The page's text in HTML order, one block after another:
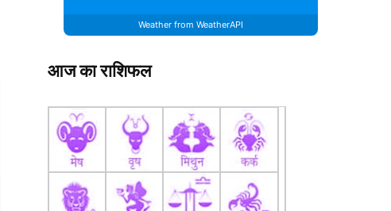
Weather from WeatherAPI
आज का राशिफल